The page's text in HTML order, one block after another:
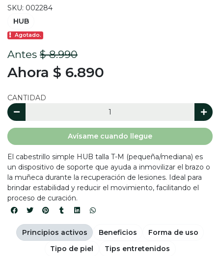
SKU: 002284
HUB
Agotado.
Antes $ 8.990
Ahora $ 6.890
CANTIDAD
Avísame cuando llegue
El cabestrillo simple HUB talla T-M (pequeña/mediana) es
un dispositivo de soporte que ayuda a inmovilizar el brazo o
la muñeca durante la recuperación de lesiones. Ideal para
brindar estabilidad y reducir el movimiento, facilitando el
proceso de curación.
Principios activos Beneficios
Forma de uso
Tipo de piel
Tips entretenidos